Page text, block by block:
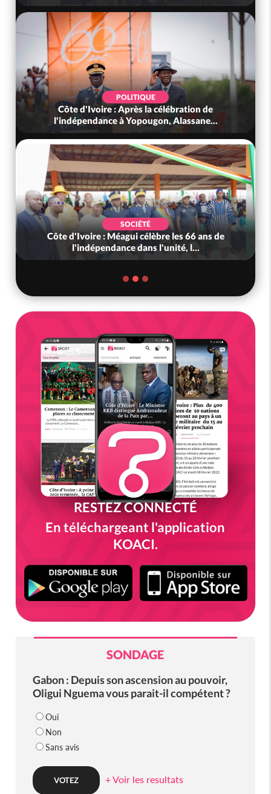
POLITIQUE
Côte d'Ivoire : Après la célébration de
l'indépendance à Yopougon, Alassane...
SOCIÉTÉ
Côte d'Ivoire : Méagui célèbre les 66 ans de
l'indépendance dans l'unité, l...
RESTEZ CONNECTÉ
En téléchargeant l'application
KOACI.
SONDAGE
Gabon : Depuis son ascension au pouvoir,
Oligui Nguema vous parait-il compétent ?
Oui
Non
Sans avis
+ Voir les resultats